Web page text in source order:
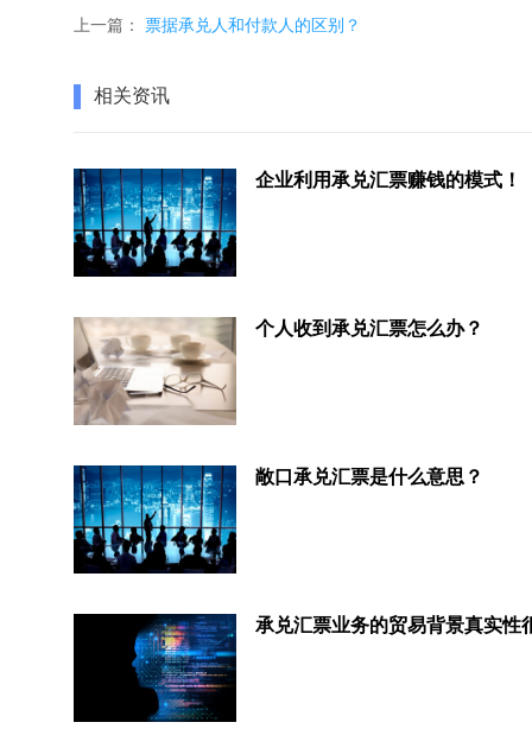
上一篇： 票据承兑人和付款人的区别？
相关资讯
企业利用承兑汇票赚钱的模式！
个人收到承兑汇票怎么办？
敞口承兑汇票是什么意思？